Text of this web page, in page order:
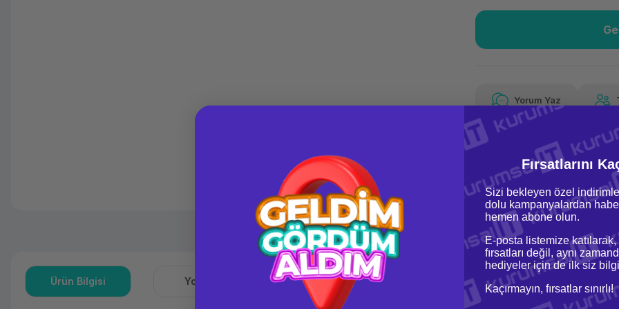
543,52 TL
x 12
Aya varan taksit
Özel
Yorum Yaz
Ürün Bilgisi Yorumlar Soru & Cevap Taksit Seçenekleri
Fırsatlarını
Sizi bekleyen özel
dolu kampanyalardan
hemen abone olun.
E-posta listemize
fırsatları değil, aynı
hediyeler için de ilk siz
Kaçırmayın, fırsatlar sınırlı!